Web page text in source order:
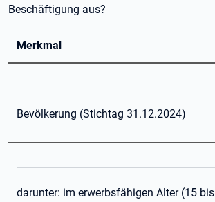
Beschäftigung aus?
Merkmal
Bevölkerung (Stichtag 31.12.2024)
darunter: im erwerbsfähigen Alter (15 bis